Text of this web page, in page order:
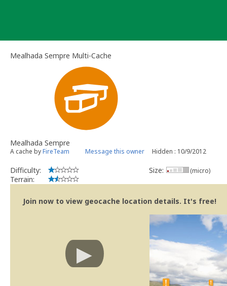
Mealhada Sempre Multi-Cache
Mealhada Sempre
A cache byFireTeam Message this owner Hidden : 10/9/2012
Difficulty:
Terrain:
Size: (micro)
Join now to view geocache location details. It's free!